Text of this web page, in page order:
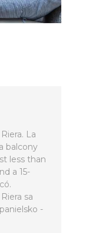
La
balcony
less than
a 15-
sa
-